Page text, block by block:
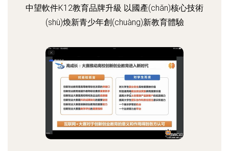
中望軟件K12教育品牌升級 以國產(chǎn)核心技術
(shù)煥新青少年創(chuàng)新教育體驗